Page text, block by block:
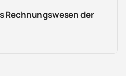
Rechnungswesen der